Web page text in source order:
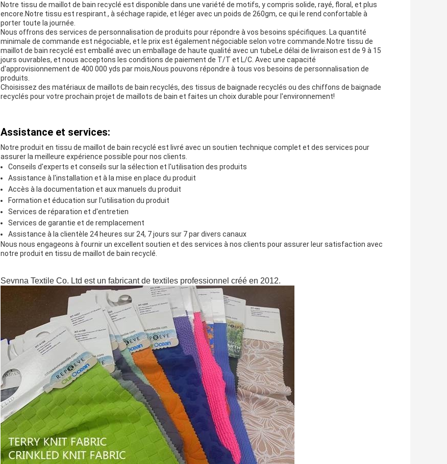
Notre tissu de maillot de bain recyclé est disponible dans une variété de motifs, y compris solide, rayé, floral, et plus
encore.Notre tissu est respirant., à séchage rapide, et léger avec un poids de 260gm, ce qui le rend confortable à
porter toute la journée.
Nous offrons des services de personnalisation de produits pour répondre à vos besoins spécifiques. La quantité
minimale de commande est négociable, et le prix est également négociable selon votre commande.Notre tissu de
maillot de bain recyclé est emballé avec un emballage de haute qualité avec un tubeLe délai de livraison est de 9 à 15
jours ouvrables, et nous acceptons les conditions de paiement de T/T et L/C. Avec une capacité
d'approvisionnement de 400 000 yds par mois,Nous pouvons répondre à tous vos besoins de personnalisation de
produits.
Choisissez des matériaux de maillots de bain recyclés, des tissus de baignade recyclés ou des chiffons de baignade
recyclés pour votre prochain projet de maillots de bain et faites un choix durable pour l'environnement!
Assistance et services:
Notre produit en tissu de maillot de bain recyclé est livré avec un soutien technique complet et des services pour
assurer la meilleure expérience possible pour nos clients.
Conseils d'experts et conseils sur la sélection et l'utilisation des produits
Assistance à l'installation et à la mise en place du produit
Accès à la documentation et aux manuels du produit
Formation et éducation sur l'utilisation du produit
Services de réparation et d'entretien
Services de garantie et de remplacement
Assistance à la clientèle 24 heures sur 24, 7 jours sur 7 par divers canaux
Nous nous engageons à fournir un excellent soutien et des services à nos clients pour assurer leur satisfaction avec
notre produit en tissu de maillot de bain recyclé.
Sevnna Textile Co. Ltd est un fabricant de textiles professionnel créé en 2012.